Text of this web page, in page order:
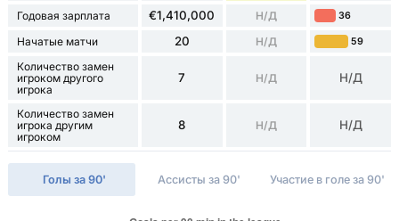
Годовая зарплата €1,410,000 Н/Д 36
Начатые матчи 20 Н/Д 59
Количество замен
игроком другого
игрока
7 Н/Д Н/Д
Количество замен
игрока другим
игроком
8 Н/Д Н/Д
Голы за 90' Ассисты за 90' Участие в голе за 90'